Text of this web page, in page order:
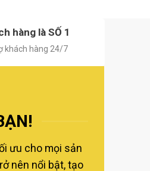
hàng là SỐ 1
khách hàng 24/7
ưu cho mọi sản
nên nổi bật, tạo